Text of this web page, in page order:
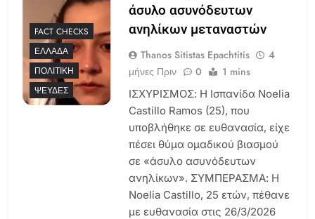
FACT CHECKS
ΕΛΛΆΔΑ
ΠΟΛΙΤΙΚΉ
ΨΕΥΔΈΣ
άσυλο ασυνόδευτων
ανηλίκων μεταναστών
Thanos Sitistas Epachtitis
4
μήνες Πριν
0 1 mins
ΙΣΧΥΡΙΣΜΟΣ: Η Ισπανίδα Noelia
Castillo Ramos (25), που
υποβλήθηκε σε ευθανασία, είχε
πέσει θύμα ομαδικού βιασμού
σε «άσυλο ασυνόδευτων
ανηλίκων». ΣΥΜΠΕΡΑΣΜΑ: Η
Noelia Castillo, 25 ετών, πέθανε
με ευθανασία στις 26/3/2026